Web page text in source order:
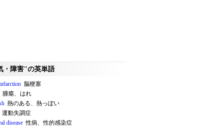
・障害"の英単語
脳梗塞
腫瘍、はれ
熱のある、熱っぽい
運動失調症
disease 性病、性的感染症